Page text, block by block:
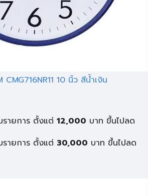
10 นิ้ว สีน้ำเงิน
รายการ ตั้งแต่ 12,000 บาท ขึ้นไปลด
รายการ ตั้งแต่ 30,000 บาท ขึ้นไปลด